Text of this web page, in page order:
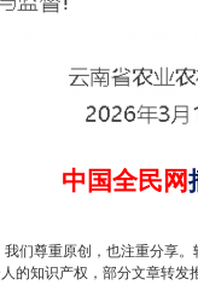
中国全民网
们尊重原创，也注重分享
的知识产权，部分文章转发